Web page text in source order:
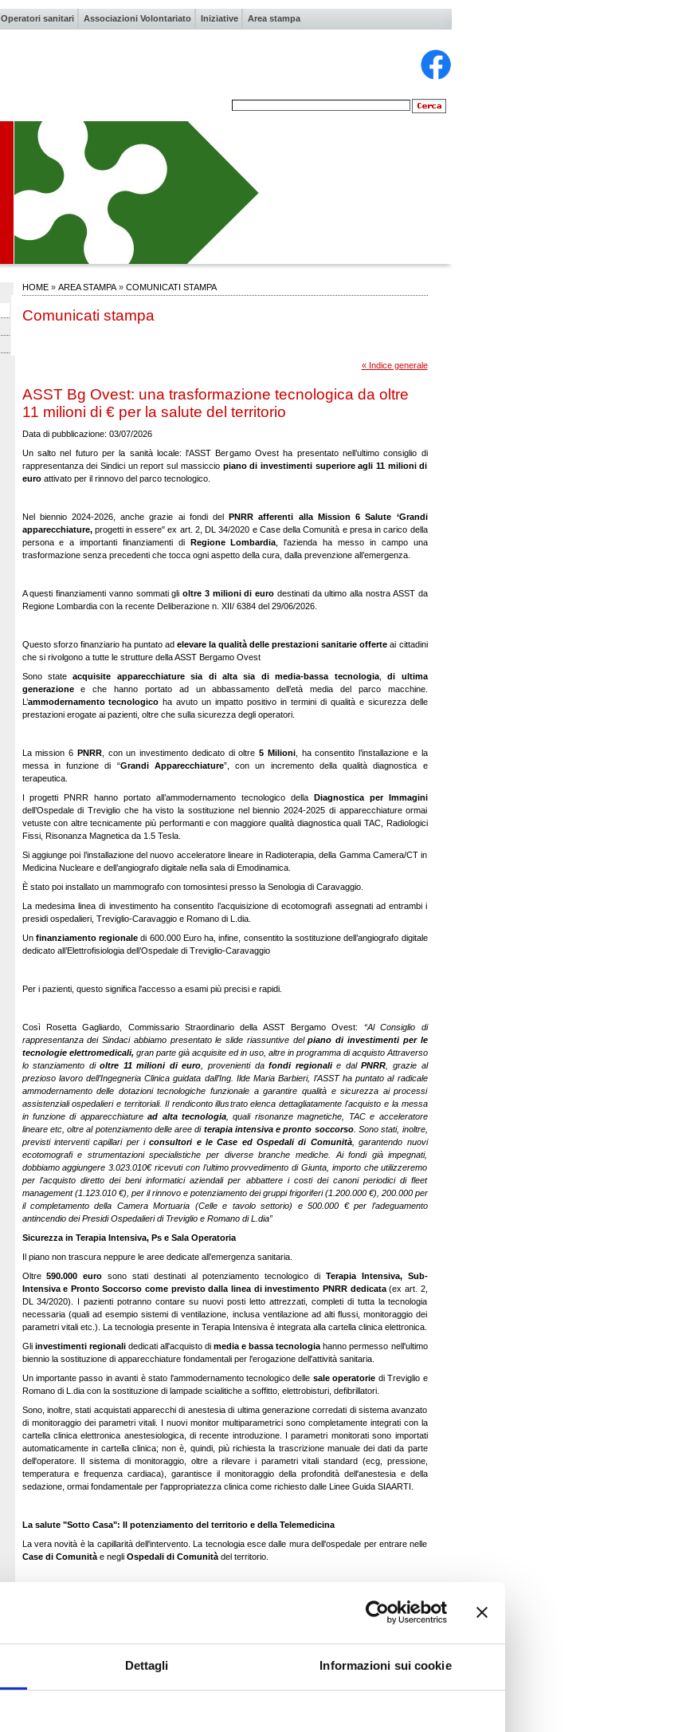
Dettagli Informazioni sui cookie
Operatori sanitari Associazioni Volontariato Iniziative Area stampa
HOME» AREA STAMPA» COMUNICATI STAMPA
Comunicati stampa
« Indice generale
ASST Bg Ovest: una trasformazione tecnologica da oltre
11 milioni di € per la salute del territorio
Data di pubblicazione: 03/07/2026
Un salto nel futuro per la sanità locale: l'ASST Bergamo Ovest ha presentato nell’ultimo consiglio di
rappresentanza dei Sindici un report sul massiccio piano di investimenti superiore agli 11 milioni di
euroattivato per il rinnovo del parco tecnologico.
Nel biennio 2024-2026, anche grazie ai fondi delPNRR afferenti alla Mission 6 Salute ‘Grandi
apparecchiature, progetti in essere" ex art. 2, DL 34/2020 e Case della Comunità e presa in carico della
persona e a importanti finanziamenti di Regione Lombardia , l'azienda ha messo in campo una
trasformazione senza precedenti che tocca ogni aspetto della cura, dalla prevenzione all’emergenza.
A questi finanziamenti vanno sommati glioltre 3 milioni di euro destinati da ultimo alla nostra ASST da
Regione Lombardia con la recente Deliberazione n. XII/ 6384 del 29/06/2026.
Questo sforzo finanziario ha puntato ad elevare la qualità delle prestazioni sanitarie offerteai cittadini
che si rivolgono a tutte le strutture della ASST Bergamo Ovest
Sono stateacquisite apparecchiature sia di alta sia di media-bassa tecnologia,di ultima
generazionee che hanno portato ad un abbassamento dell’età media del parco macchine.
L’ammodernamento tecnologico ha avuto un impatto positivo in termini di qualità e sicurezza delle
prestazioni erogate ai pazienti, oltre che sulla sicurezza degli operatori.
La mission 6 PNRR, con un investimento dedicato di oltre 5 Milioni, ha consentito l’installazione e la
messa in funzione di “Grandi Apparecchiature”, con un incremento della qualità diagnostica e
terapeutica.
I progetti PNRR hanno portato all’ammodernamento tecnologico della Diagnostica per Immagini
dell’Ospedale di Treviglio che ha visto la sostituzione nel biennio 2024-2025 di apparecchiature ormai
vetuste con altre tecnicamente più performanti e con maggiore qualità diagnostica quali TAC, Radiologici
Fissi, Risonanza Magnetica da 1.5 Tesla.
Si aggiunge poi l’installazione del nuovo acceleratore lineare in Radioterapia, della Gamma Camera/CT in
Medicina Nucleare e dell’angiografo digitale nella sala di Emodinamica.
È stato poi installato un mammografo con tomosintesi presso la Senologia di Caravaggio.
La medesima linea di investimento ha consentito l’acquisizione di ecotomografi assegnati ad entrambi i
presidi ospedalieri, Treviglio-Caravaggio e Romano di L.dia.
Un finanziamento regionale di 600.000 Euro ha, infine, consentito la sostituzione dell’angiografo digitale
dedicato all’Elettrofisiologia dell’Ospedale di Treviglio-Caravaggio
Per i pazienti, questo significa l'accesso a esami più precisi e rapidi.
Così Rosetta Gagliardo, Commissario Straordinario della ASST Bergamo Ovest: “Al Consiglio di
rappresentanza dei Sindaci abbiamo presentato le slide riassuntive delpiano di investimenti per le
tecnologie elettromedicali, gran parte già acquisite ed in uso, altre in programma di acquisto Attraverso
lo stanziamento dioltre 11 milioni di euro , provenienti dafondi regionalie dalPNRR , grazie al
prezioso lavoro dell’Ingegneria Clinica guidata dall’Ing. Ilde Maria Barbieri, l’ASST ha puntato al radicale
ammodernamento delle dotazioni tecnologiche funzionale a garantire qualità e sicurezza ai processi
assistenziali ospedalieri e territoriali. Il rendiconto illustrato elenca dettagliatamente l'acquisto e la messa
in funzione di apparecchiaturead alta tecnologia , quali risonanze magnetiche, TAC e acceleratore
lineare etc, oltre al potenziamento delle aree di terapia intensiva e pronto soccorso. Sono stati, inoltre,
previsti interventi capillari per iconsultori e le Case ed Ospedali di Comunità, garantendo nuovi
ecotomografi e strumentazioni specialistiche per diverse branche mediche. Ai fondi già impegnati,
dobbiamo aggiungere 3.023.010€ ricevuti con l’ultimo provvedimento di Giunta, importo che utilizzeremo
per l'acquisto diretto dei beni informatici aziendali per abbattere i costi dei canoni periodici di fleet
management (1.123.010 €), per il rinnovo e potenziamento dei gruppi frigoriferi (1.200.000 €), 200.000 per
il completamento della Camera Mortuaria (Celle e tavolo settorio) e 500.000 € per l’adeguamento
antincendio dei Presidi Ospedalieri di Treviglio e Romano di L.dia”
Sicurezza in Terapia Intensiva, Ps e Sala Operatoria
Il piano non trascura neppure le aree dedicate all’emergenza sanitaria.
Oltre590.000 euro sono stati destinati al potenziamento tecnologico di Terapia Intensiva, Sub-
Intensiva e Pronto Soccorso come previsto dalla linea di investimento PNRR dedicata(ex art. 2,
DL 34/2020). I pazienti potranno contare su nuovi posti letto attrezzati, completi di tutta la tecnologia
necessaria (quali ad esempio sistemi di ventilazione, inclusa ventilazione ad alti flussi, monitoraggio dei
parametri vitali etc.). La tecnologia presente in Terapia Intensiva è integrata alla cartella clinica elettronica.
Gli investimenti regionalidedicati all'acquisto dimedia e bassa tecnologia hanno permesso nell'ultimo
biennio la sostituzione di apparecchiature fondamentali per l'erogazione dell'attività sanitaria.
Un importante passo in avanti è stato l'ammodernamento tecnologico delle sale operatorie di Treviglio e
Romano di L.dia con la sostituzione di lampade scialitiche a soffitto, elettrobisturi, defibrillatori.
Sono, inoltre, stati acquistati apparecchi di anestesia di ultima generazione corredati di sistema avanzato
di monitoraggio dei parametri vitali. I nuovi monitor multiparametrici sono completamente integrati con la
cartella clinica elettronica anestesiologica, di recente introduzione. I parametri monitorati sono importati
automaticamente in cartella clinica; non è, quindi, più richiesta la trascrizione manuale dei dati da parte
dell'operatore. Il sistema di monitoraggio, oltre a rilevare i parametri vitali standard (ecg, pressione,
temperatura e frequenza cardiaca), garantisce il monitoraggio della profondità dell'anestesia e della
sedazione, ormai fondamentale per l'appropriatezza clinica come richiesto dalle Linee Guida SIAARTI.
La salute "Sotto Casa": Il potenziamento del territorio e della Telemedicina
La vera novità è la capillarità dell'intervento. La tecnologia esce dalle mura dell'ospedale per entrare nelle
Case di Comunitàe negli Ospedali di Comunitàdel territorio.
particolare riferimento alla gestione della presa in carico delle condizioni di cronicità. Su quest’ultimo punto
studi di MMG e PLS aderenti,ambulatori e distretti di ASST.